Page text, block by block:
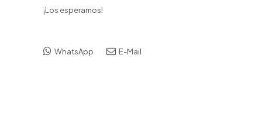
¡Los esperamos!
WhatsApp E-Mail